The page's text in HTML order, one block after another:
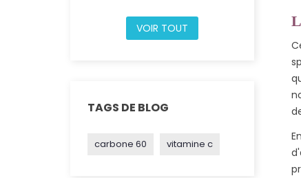
VOIR TOUT
TAGS DE BLOG
carbone 60 vitamine c